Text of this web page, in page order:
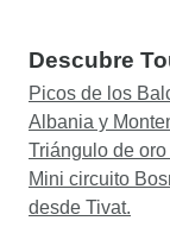
Descubre
Picos de los
Albania y
Triángulo de
Mini circuito
desde Tivat.